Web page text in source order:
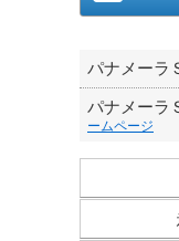
パナメーラ
パナメーラ
ームページ